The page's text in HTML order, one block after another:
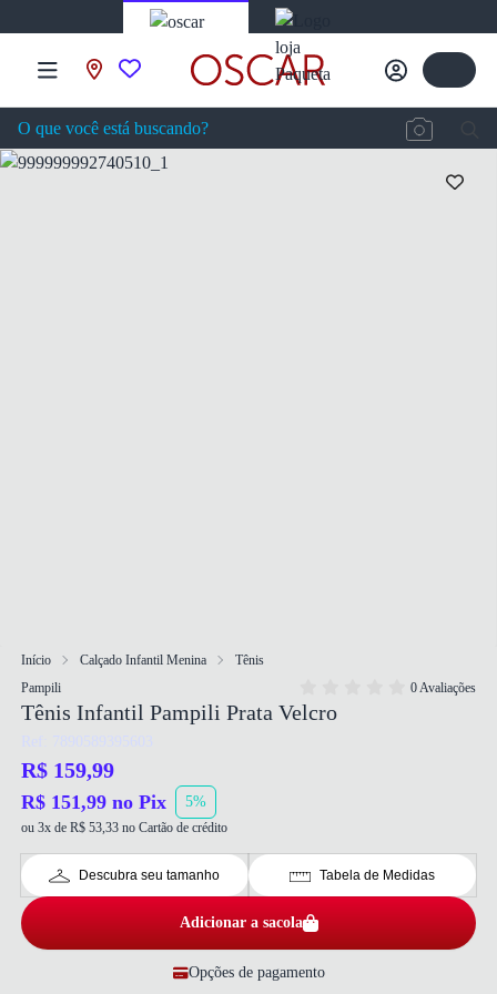
Início Calçado Infantil Menina
Tênis
Pampili
0 Avaliações
Tênis Infantil Pampili Prata Velcro
Ref: 7890589395603
R$ 159,99
R$ 151,99 no Pix 5%
ou 3x de R$ 53,33 no Cartão de crédito
Descubra seu tamanho Tabela de Medidas
Adicionar a sacola
Opções de pagamento